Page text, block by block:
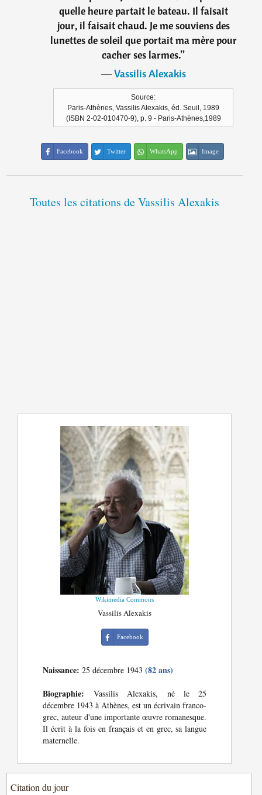
quelle heure partait le bateau. Il faisait
jour, il faisait chaud. Je me souviens des
lunettes de soleil que portait ma mère pour
cacher ses larmes.”
―Vassilis Alexakis
Source:
Paris-Athènes, Vassilis Alexakis, éd. Seuil, 1989
(ISBN 2-02-010470-9), p. 9 - Paris-Athènes,1989
Facebook Twitter WhatsApp Image
Toutes les citations de Vassilis Alexakis
Wikimedia Commons
Vassilis Alexakis
Facebook
Naissance: 25 décembre 1943(82 ans)
Biographie: Vassilis Alexakis, né le 25
décembre 1943 à Athènes, est un écrivain franco-
grec, auteur d'une importante œuvre romanesque.
Il écrit à la fois en français et en grec, sa langue
maternelle.
Citation du jour